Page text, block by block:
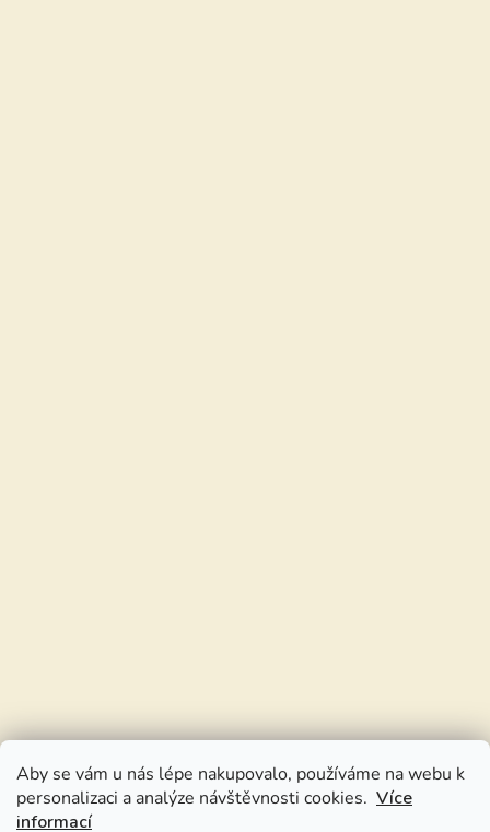
Aby se vám u nás lépe nakupovalo, používáme na webu k
personalizaci a analýze návštěvnosti cookies. Více
informací